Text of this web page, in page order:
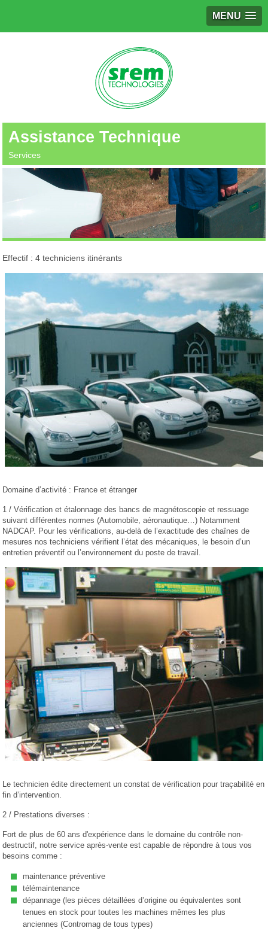
MENU
Assistance Technique
Services
Effectif : 4 techniciens itinérants
Domaine d’activité : France et étranger
1 / Vérification et étalonnage des bancs de magnétoscopie et ressuage
suivant différentes normes (Automobile, aéronautique…) Notamment
NADCAP. Pour les vérifications, au-delà de l’exactitude des chaînes de
mesures nos techniciens vérifient l’état des mécaniques, le besoin d’un
entretien préventif ou l’environnement du poste de travail.
Le technicien édite directement un constat de vérification pour traçabilité en
fin d’intervention.
2 / Prestations diverses :
Fort de plus de 60 ans d'expérience dans le domaine du contrôle non-
destructif, notre service après-vente est capable de répondre à tous vos
besoins comme :
maintenance préventive
télémaintenance
dépannage (les pièces détaillées d’origine ou équivalentes sont
tenues en stock pour toutes les machines mêmes les plus
anciennes (Contromag de tous types)